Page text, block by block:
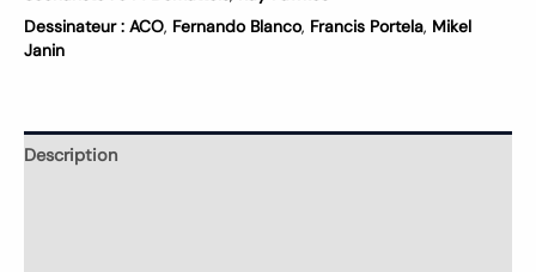
Dessinateur : ACO, Fernando Blanco, Francis Portela, Mikel
Janin
Description